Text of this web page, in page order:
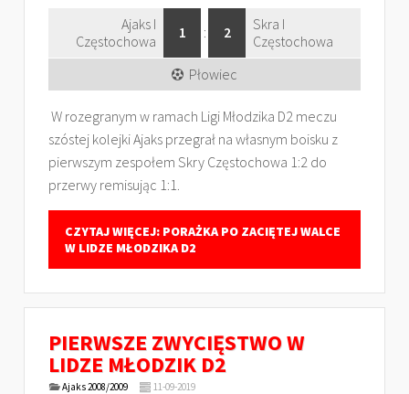
Ajaks I
Częstochowa
1 : 2
Skra I
Częstochowa
Płowiec
W rozegranym w ramach Ligi Młodzika D2 meczu
szóstej kolejki Ajaks przegrał na własnym boisku z
pierwszym zespołem Skry Częstochowa 1:2 do
przerwy remisując 1:1.
CZYTAJ WIĘCEJ: PORAŻKA PO ZACIĘTEJ WALCE
W LIDZE MŁODZIKA D2
PIERWSZE ZWYCIĘSTWO W
LIDZE MŁODZIK D2
Ajaks 2008/2009 11-09-2019